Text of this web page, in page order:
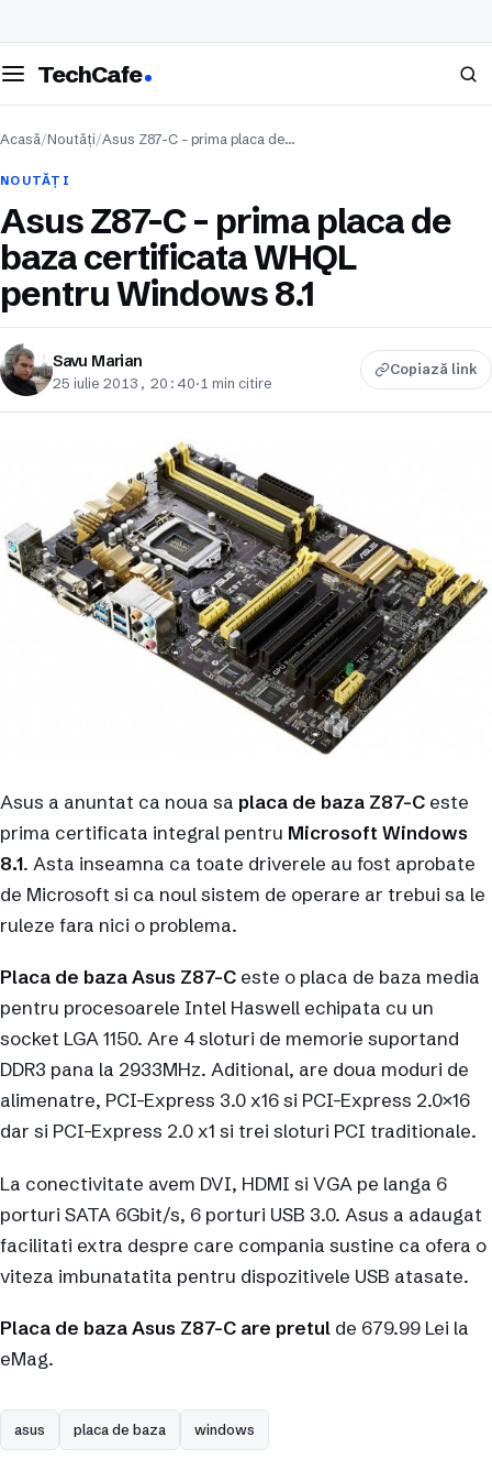
meniul
TechCafe Caută
Acasă/Noutăți/Asus Z87-C – prima placa de…
NOUTĂȚI
Asus Z87-C – prima placa de
baza certificata WHQL
pentru Windows 8.1
Savu Marian
25 iulie 2013, 20:40·1 min citire
Copiază link
Asus a anuntat ca noua sa placa de baza Z87-C este
prima certificata integral pentru Microsoft Windows
8.1. Asta inseamna ca toate driverele au fost aprobate
de Microsoft si ca noul sistem de operare ar trebui sa le
ruleze fara nici o problema.
Placa de baza Asus Z87-C este o placa de baza media
pentru procesoarele Intel Haswell echipata cu un
socket LGA 1150. Are 4 sloturi de memorie suportand
DDR3 pana la 2933MHz. Aditional, are doua moduri de
alimenatre, PCI-Express 3.0 x16 si PCI-Express 2.0×16
dar si PCI-Express 2.0 x1 si trei sloturi PCI traditionale.
La conectivitate avem DVI, HDMI si VGA pe langa 6
porturi SATA 6Gbit/s, 6 porturi USB 3.0. Asus a adaugat
facilitati extra despre care compania sustine ca ofera o
viteza imbunatatita pentru dispozitivele USB atasate.
Placa de baza Asus Z87-C are pretul de 679.99 Lei la
eMag.
asus placa de baza windows